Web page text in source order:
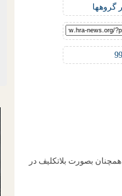
گروهها
۱۳ ماه پیش بازداشت شده و همچنان بصورت بلاتکلیف در